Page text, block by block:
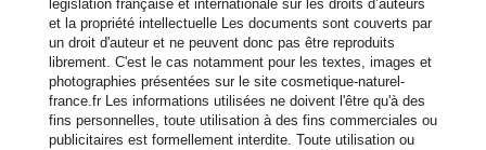
législation française et internationale sur les droits d’auteurs
et la propriété intellectuelle Les documents sont couverts par
un droit d'auteur et ne peuvent donc pas être reproduits
librement. C'est le cas notamment pour les textes, images et
photographies présentées sur le site cosmetique-naturel-
france.fr Les informations utilisées ne doivent l'être qu'à des
fins personnelles, toute utilisation à des fins commerciales ou
publicitaires est formellement interdite. Toute utilisation ou